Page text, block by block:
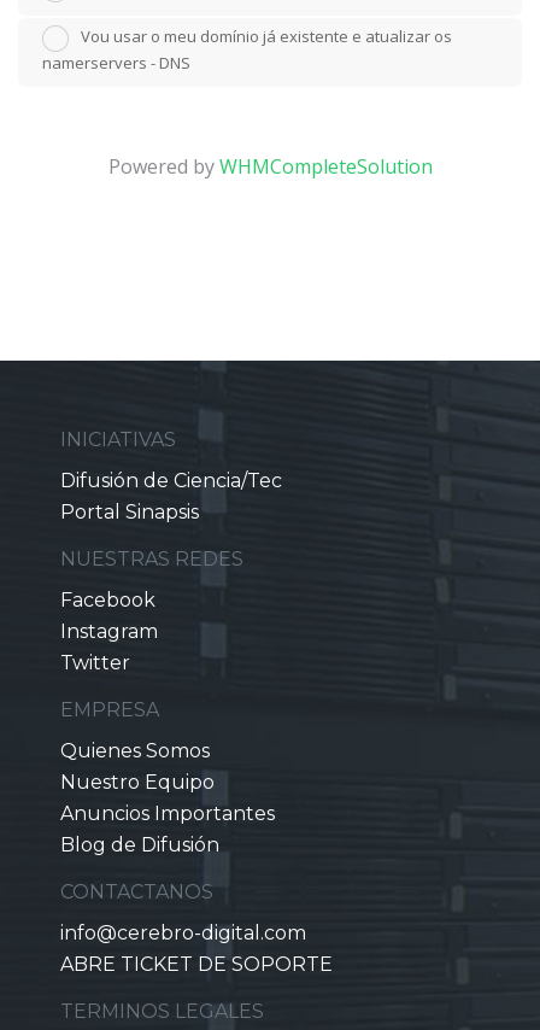
Vou usar o meu domínio já existente e atualizar os
namerservers - DNS
Powered byWHMCompleteSolution
INICIATIVAS
Difusión de Ciencia/Tec
Portal Sinapsis
NUESTRAS REDES
Facebook
Instagram
Twitter
EMPRESA
Quienes Somos
Nuestro Equipo
Anuncios Importantes
Blog de Difusión
CONTACTANOS
info@cerebro-digital.com
ABRE TICKET DE SOPORTE
TERMINOS LEGALES